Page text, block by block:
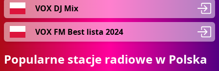
VOX DJ Mix
VOX FM Best lista 2024
Popularne stacje radiowe w Polska